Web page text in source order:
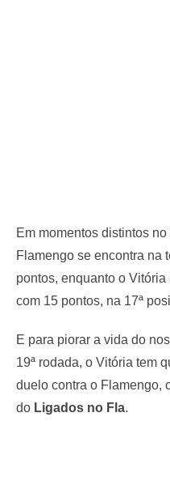
Em momentos distintos
Flamengo se encontra na
pontos, enquanto o
com 15 pontos, na 17ª
E para piorar a vida do
19ª rodada, o Vitória tem
duelo contra o Flamengo,
do Ligados no Fla.